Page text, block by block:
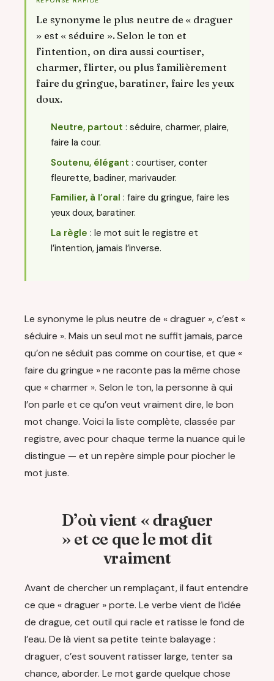
Le synonyme le plus neutre de « draguer
» est « séduire ». Selon le ton et
l’intention, on dira aussi courtiser,
charmer, flirter, ou plus familièrement
faire du gringue, baratiner, faire les yeux
doux.
Neutre, partout : séduire, charmer, plaire,
faire la cour.
Soutenu, élégant : courtiser, conter
fleurette, badiner, marivauder.
Familier, à l’oral : faire du gringue, faire les
yeux doux, baratiner.
La règle : le mot suit le registre et
l’intention, jamais l’inverse.
Le synonyme le plus neutre de « draguer », c’est «
séduire ». Mais un seul mot ne suffit jamais, parce
qu’on ne séduit pas comme on courtise, et que «
faire du gringue » ne raconte pas la même chose
que « charmer ». Selon le ton, la personne à qui
l’on parle et ce qu’on veut vraiment dire, le bon
mot change. Voici la liste complète, classée par
registre, avec pour chaque terme la nuance qui le
distingue — et un repère simple pour piocher le
mot juste.
D’où vient « draguer
» et ce que le mot dit
vraiment
Avant de chercher un remplaçant, il faut entendre
ce que « draguer » porte. Le verbe vient de l’idée
de drague, cet outil qui racle et ratisse le fond de
l’eau. De là vient sa petite teinte balayage :
draguer, c’est souvent ratisser large, tenter sa
chance, aborder. Le mot garde quelque chose